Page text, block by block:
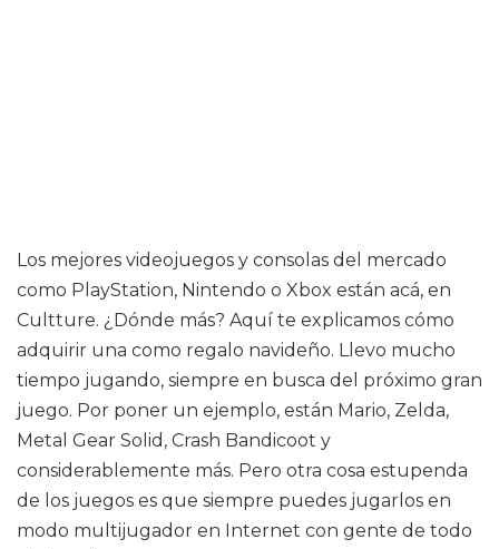
Los mejores videojuegos y consolas del mercado
como PlayStation, Nintendo o Xbox están acá, en
Cultture. ¿Dónde más? Aquí te explicamos cómo
adquirir una como regalo navideño. Llevo mucho
tiempo jugando, siempre en busca del próximo gran
juego. Por poner un ejemplo, están Mario, Zelda,
Metal Gear Solid, Crash Bandicoot y
considerablemente más. Pero otra cosa estupenda
de los juegos es que siempre puedes jugarlos en
modo multijugador en Internet con gente de todo